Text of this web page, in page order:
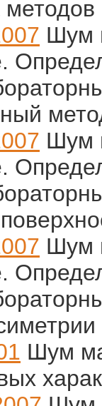
методов
Шум
Шум
Шум
Шум